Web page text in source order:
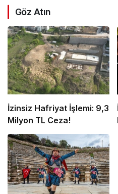
Göz Atın
İzinsiz Hafriyat İşlemi: 9,3
Milyon TL Ceza!